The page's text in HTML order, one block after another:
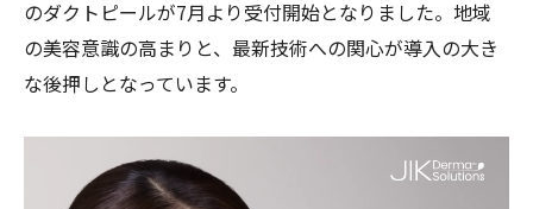
敏感肌に選ばれるダクトピールの安心理由
従来ピーリングとダクトピールの違い比較
韓国式肌管理とダクトピールの違いを解説
韓国式肌管理とダクトピールの特徴比較
ダクトピールとセラピールの違いを解説
のダクトピールが7月より受付開始となりました。地域
の美容意識の高まりと、最新技術への関心が導入の大き
な後押しとなっています。